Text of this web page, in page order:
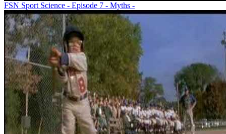
FSN Sport Science - Episode 7 - Myths -